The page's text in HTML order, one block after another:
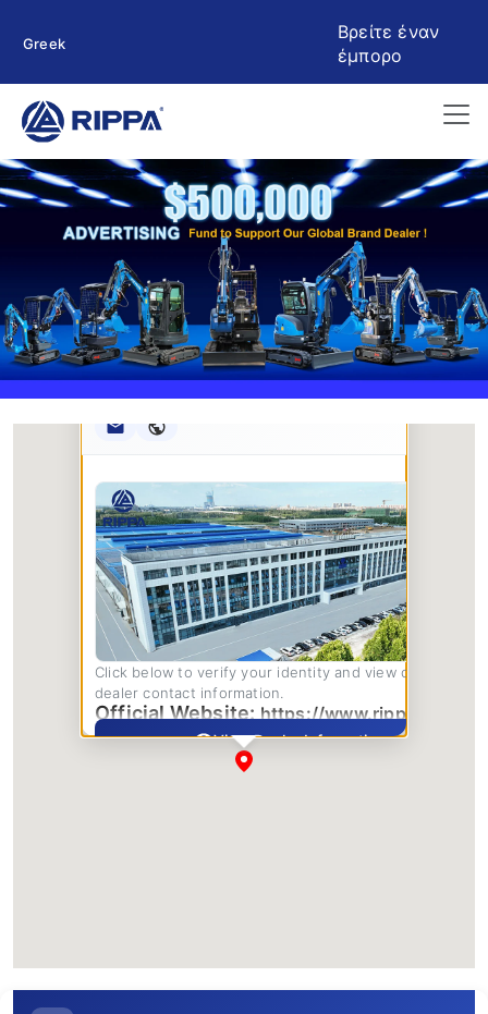
Greek
Βρείτε έναν
έμπορο
Rippa ****** oup
Click below to verify your identity and view complete
dealer contact information.
Official Website:https://www.rippa.com/
View Dealer Information